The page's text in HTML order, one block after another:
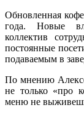
Обновленная
года. Новые
коллектив
постоянные
подаваемым в
По мнению
не только «про
меню не